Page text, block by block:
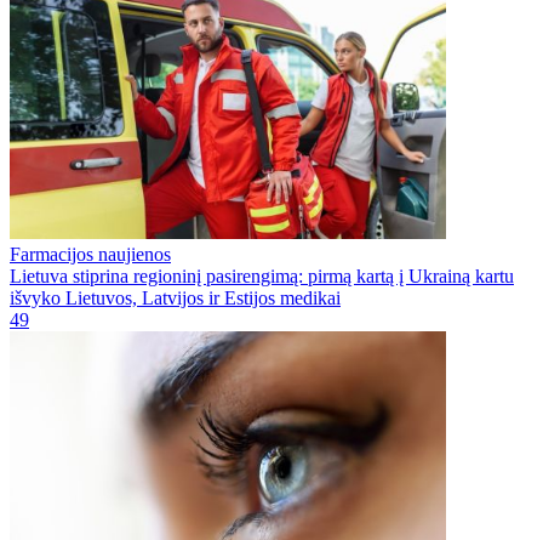
Farmacijos naujienos
Lietuva stiprina regioninį pasirengimą: pirmą kartą į Ukrainą kartu
išvyko Lietuvos, Latvijos ir Estijos medikai
49